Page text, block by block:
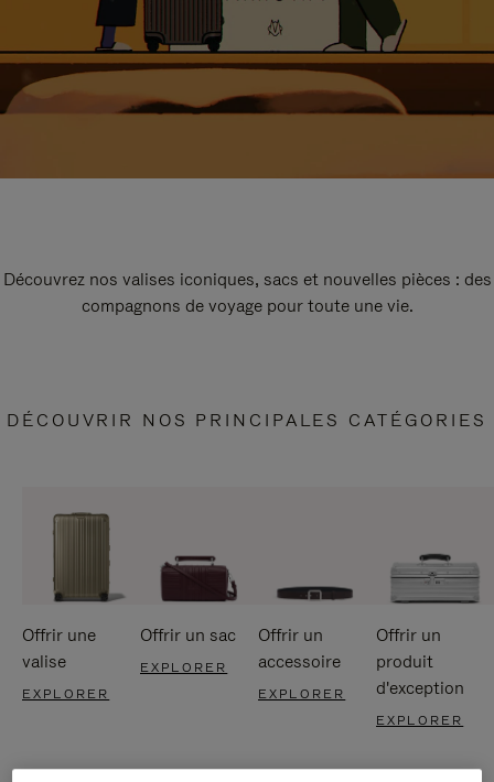
Découvrez nos valises iconiques, sacs et nouvelles pièces : des
compagnons de voyage pour toute une vie.
DÉCOUVRIR NOS PRINCIPALES CATÉGORIES
Offrir une
valise
EXPLORER
Offrir un sac
EXPLORER
Offrir un
accessoire
EXPLORER
Offrir un
produit
d'exception
EXPLORER